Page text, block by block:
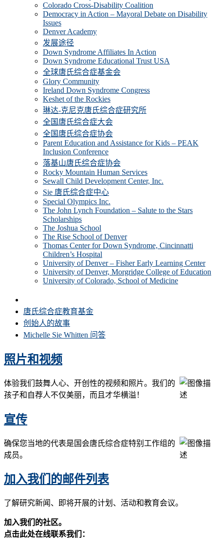
Colorado Cross-Disability Coalition
Democracy in Action – Mayoral Debate on Disability
Issues
Denver Academy
发展途径
Down Syndrome Affiliates In Action
Down Syndrome Educational Trust USA
全球唐氏综合症基金会
Glory Community
Ireland Down Syndrome Congress
Keshet of the Rockies
琳达-克尼克唐氏综合症研究所
全国唐氏综合症大会
全国唐氏综合症协会
Parent Education and Assistance for Kids – PEAK
Inclusion Conference
落基山唐氏综合症协会
Rocky Mountain Human Services
Sewall Child Development Center, Inc.
Sie 唐氏综合症中心
Special Olympics Inc.
The John Lynch Foundation – Salute to the Stars
Scholarships
The Joshua School
The Rise School of Denver
Thomas Center for Down Syndrome, Cincinnatti
Children’s Hospital
University of Denver – Fisher Early Learning Center
University of Denver, Morgridge College of Education
University of Colorado, School of Medicine
唐氏综合症教育基金
创始人的故事
Michelle Sie Whitten 问答
照片和视频
体验我们鼓舞人心、开创性的视频和照片。我们的
孩子和自荐人不仅美丽，而且才华横溢！
宣传
确保您当地的代表是国会唐氏综合症特别工作组的
成员。
加入我们的邮件列表
了解研究新闻、即将开展的计划、活动和教育会议。
加入我们的社区。
点击此处在线联系我们：